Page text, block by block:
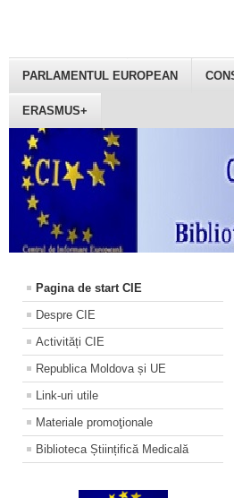
PARLAMENTUL EUROPEAN
ERASMUS+
Pagina de start CIE
Despre CIE
Activități CIE
Republica Moldova și UE
Link-uri utile
Materiale promoţionale
Biblioteca Științifică Medicală